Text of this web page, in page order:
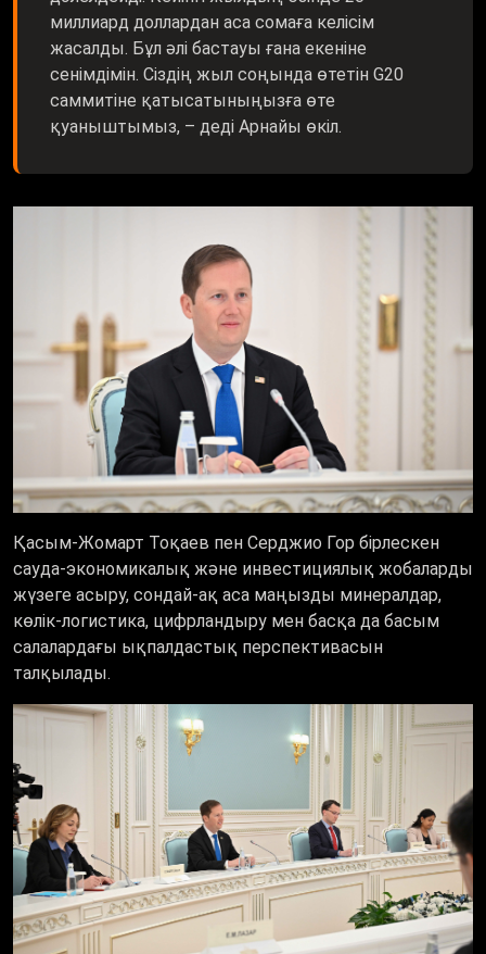
миллиард доллардан аса сомаға келісім
жасалды. Бұл әлі бастауы ғана екеніне
сенімдімін. Сіздің жыл соңында өтетін G20
саммитіне қатысатыныңызға өте
қуаныштымыз, – деді Арнайы өкіл.
Қасым-Жомарт Тоқаев пен Серджио Гор бірлескен
сауда-экономикалық және инвестициялық жобаларды
жүзеге асыру, сондай-ақ аса маңызды минералдар,
көлік-логистика, цифрландыру мен басқа да басым
салалардағы ықпалдастық перспективасын
талқылады.